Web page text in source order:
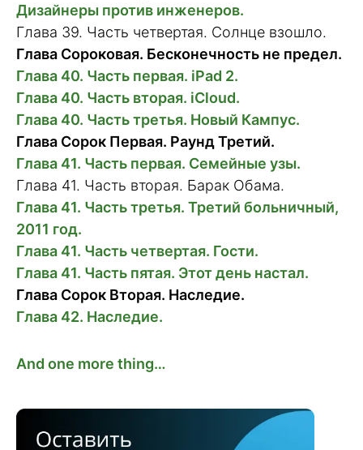
Дизайнеры против инженеров.
Глава 39. Часть четвертая. Солнце взошло.
Глава Сороковая. Бесконечность не предел.
Глава 40. Часть первая. iPad 2.
Глава 40. Часть вторая. iCloud.
Глава 40. Часть третья. Новый Кампус.
Глава Сорок Первая. Раунд Третий.
Глава 41. Часть первая. Семейные узы.
Глава 41. Часть вторая. Барак Обама.
Глава 41. Часть третья. Третий больничный,
2011 год.
Глава 41. Часть четвертая. Гости.
Глава 41. Часть пятая. Этот день настал.
Глава Сорок Вторая. Наследие.
Глава 42. Наследие.
And one more thing…